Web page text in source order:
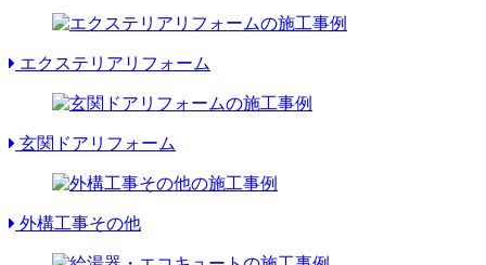
エクステリアリフォーム
玄関ドアリフォーム
外構工事その他